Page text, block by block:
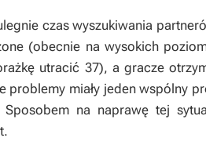
czas wyszukiwania
(obecnie na wysokich
utracić 37), a gracze
problemy miały jeden wspólny
Sposobem na naprawę tej